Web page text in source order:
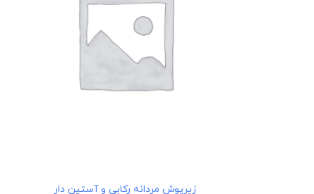
انتخاب گزینه‌ها
زیرپوش مردانه رکابی و آستین دار